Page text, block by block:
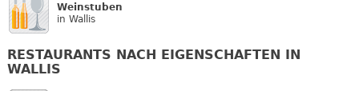
Weinstuben
in Wallis
RESTAURANTS NACH EIGENSCHAFTEN IN
WALLIS